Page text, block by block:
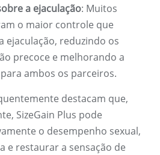
a ejaculação: Muitos
o maior controle que
ejaculação, reduzindo os
precoce e melhorando a
ambos os parceiros.
destacam que,
SizeGain Plus pode
o desempenho sexual,
e restaurar a sensação de